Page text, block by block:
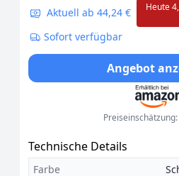
Aktuell ab 44,24 €
Heute
Sofort verfügbar
Angebot
Preiseinschätzung:
Technische Details
Farbe